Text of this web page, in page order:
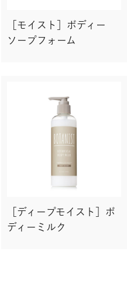
［モイスト］ボディー
ソープフォーム
［ディープモイスト］ボ
ディーミルク